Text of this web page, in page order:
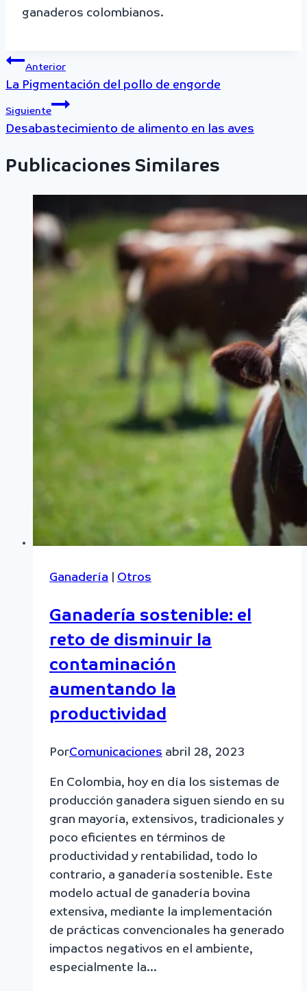
ganaderos colombianos.
Navegación
de
entradas
Anterior
La Pigmentación del pollo de engorde
Siguiente
Desabastecimiento de alimento en las aves
Publicaciones Similares
Ganadería Otros
Ganadería sostenible: el
reto de disminuir la
contaminación
aumentando la
productividad
PorComunicaciones abril 28, 2023
En Colombia, hoy en día los sistemas de
producción ganadera siguen siendo en su
gran mayoría, extensivos, tradicionales y
poco eficientes en términos de
productividad y rentabilidad, todo lo
contrario, a ganadería sostenible. Este
modelo actual de ganadería bovina
extensiva, mediante la implementación
de prácticas convencionales ha generado
impactos negativos en el ambiente,
especialmente la…